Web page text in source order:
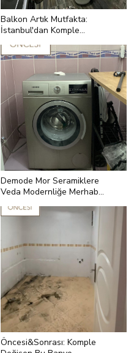
Balkon Artık Mutfakta:
İstanbul'dan Komple
Demode Mor Seramiklere
Veda Modernliğe Merhaba:
Öncesi&Sonrası: Komple